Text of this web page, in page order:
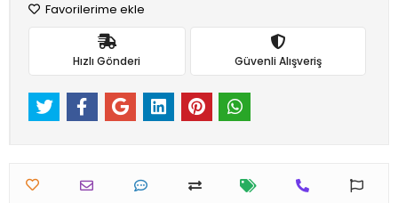
Favorilerime ekle
Hızlı Gönderi Güvenli Alışveriş